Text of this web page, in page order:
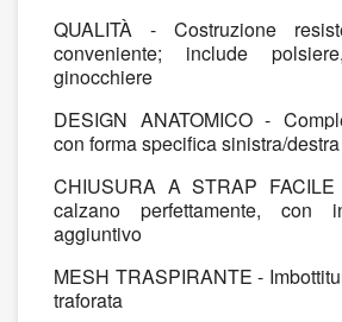
QUALITÀ - Costruzione
conveniente; include
ginocchiere
DESIGN ANATOMICO -
con forma specifica sinistra/destra
CHIUSURA A STRAP
calzano perfettamente, con
aggiuntivo
MESH TRASPIRANTE -
traforata